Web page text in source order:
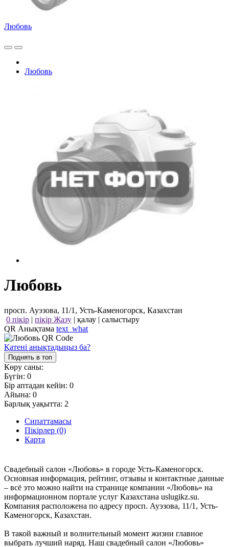
Любовь
Любовь
Любовь
просп. Ауэзова, 11/1, Усть-Каменогорск, Казахстан
0 пікір | пікір Жазу | қалау | салыстыру
QR Анықтама text_what
Қатені анықтадыңыз ба?
Поднять в топ
Көру саны:
Бүгін: 0
Бір аптадан кейін: 0
Айына: 0
Барлық уақытта: 2
Сипаттамасы
Пікірлер (0)
Карта
Свадебный салон «Любовь» в городе Усть-Каменогорск.
Основная информация, рейтинг, отзывы и контактные данные
– всё это можно найти на странице компании «Любовь» на
информационном портале услуг Казахстана uslugikz.su.
Компания расположена по адресу просп. Ауэзова, 11/1, Усть-
Каменогорск, Казахстан.
В такой важный и волнительный момент жизни главное
выбрать лучший наряд. Наш свадебный салон «Любовь»